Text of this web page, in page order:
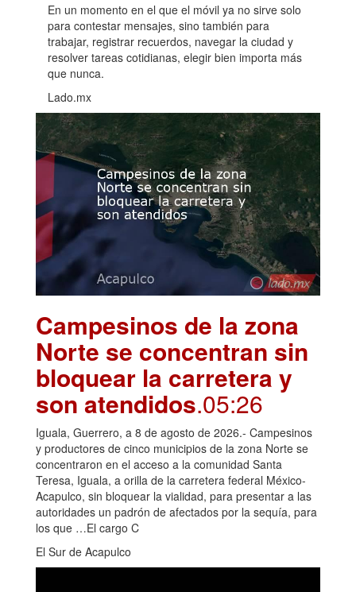
En un momento en el que el móvil ya no sirve solo
para contestar mensajes, sino también para
trabajar, registrar recuerdos, navegar la ciudad y
resolver tareas cotidianas, elegir bien importa más
que nunca.
Lado.mx
Campesinos de la zona
Norte se concentran sin
bloquear la carretera y
son atendidos.05:26
Iguala, Guerrero, a 8 de agosto de 2026.- Campesinos
y productores de cinco municipios de la zona Norte se
concentraron en el acceso a la comunidad Santa
Teresa, Iguala, a orilla de la carretera federal México-
Acapulco, sin bloquear la vialidad, para presentar a las
autoridades un padrón de afectados por la sequía, para
los que …El cargo C
El Sur de Acapulco